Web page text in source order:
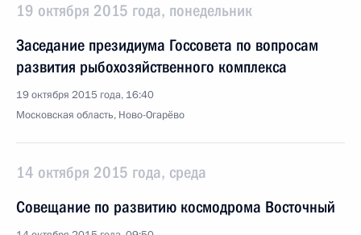
19 октября 2015 года, понедельник
Заседание президиума Госсовета по вопросам
развития рыбохозяйственного комплекса
19 октября 2015 года, 16:40
Московская область, Ново-Огарёво
14 октября 2015 года, среда
Совещание по развитию космодрома Восточный